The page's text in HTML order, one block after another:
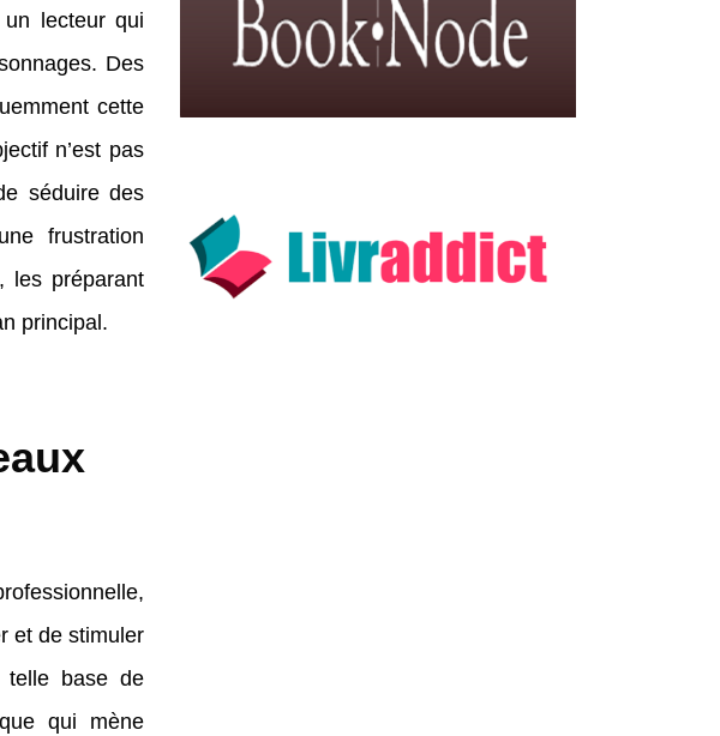
lecteur qui
Des
cette
n’est pas
séduire des
frustration
les préparant
principal.
et de stimuler
telle base de
qui mène